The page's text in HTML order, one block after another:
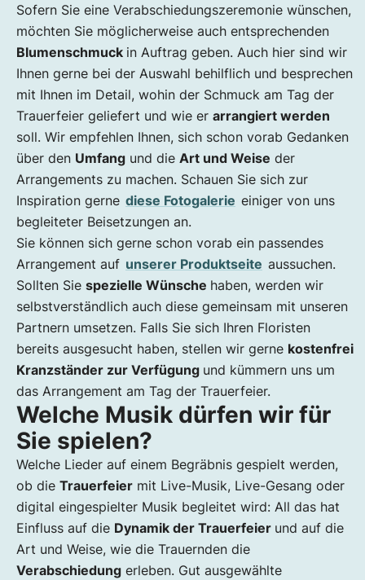
Sofern Sie eine Verabschiedungszeremonie wünschen,
möchten Sie möglicherweise auch entsprechenden
Blumenschmuck in Auftrag geben. Auch hier sind wir
Ihnen gerne bei der Auswahl behilflich und besprechen
mit Ihnen im Detail, wohin der Schmuck am Tag der
Trauerfeier geliefert und wie er arrangiert werden
soll. Wir empfehlen Ihnen, sich schon vorab Gedanken
über den Umfang und die Art und Weise der
Arrangements zu machen. Schauen Sie sich zur
Inspiration gerne diese Fotogalerie einiger von uns
begleiteter Beisetzungen an.
Sie können sich gerne schon vorab ein passendes
Arrangement auf unserer Produktseite aussuchen.
Sollten Sie spezielle Wünsche haben, werden wir
selbstverständlich auch diese gemeinsam mit unseren
Partnern umsetzen. Falls Sie sich Ihren Floristen
bereits ausgesucht haben, stellen wir gerne kostenfrei
Kranzständer zur Verfügung und kümmern uns um
das Arrangement am Tag der Trauerfeier.
Welche Musik dürfen wir für
Sie spielen?
Welche Lieder auf einem Begräbnis gespielt werden,
ob die Trauerfeier mit Live-Musik, Live-Gesang oder
digital eingespielter Musik begleitet wird: All das hat
Einfluss auf die Dynamik der Trauerfeier und auf die
Art und Weise, wie die Trauernden die
Verabschiedung erleben. Gut ausgewählte